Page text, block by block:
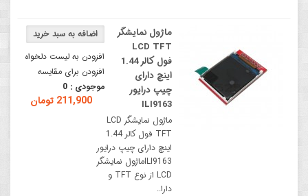
افزودن به لیست دلخواه
افزودن برای مقایسه
موجودی : 0
211,900 تومان
ماژول نمایشگر
LCD TFT
فول کالر 1.44
اینچ دارای
چیپ درایور
ILI9163
ماژول نمایشگر LCD
TFT فول کالر 1.44
اینچ دارای چیپ درایور
ILI9163ماژول نمایشگر
LCD از نوع TFT و
دارا..